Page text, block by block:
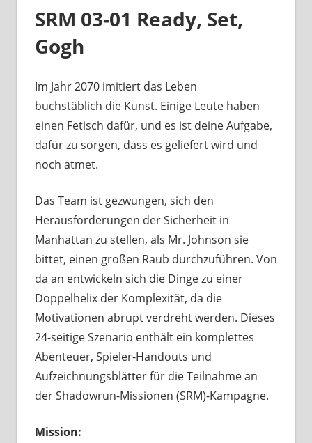
SRM 03-01 Ready, Set,
Gogh
Im Jahr 2070 imitiert das Leben
buchstäblich die Kunst. Einige Leute haben
einen Fetisch dafür, und es ist deine Aufgabe,
dafür zu sorgen, dass es geliefert wird und
noch atmet.
Das Team ist gezwungen, sich den
Herausforderungen der Sicherheit in
Manhattan zu stellen, als Mr. Johnson sie
bittet, einen großen Raub durchzuführen. Von
da an entwickeln sich die Dinge zu einer
Doppelhelix der Komplexität, da die
Motivationen abrupt verdreht werden. Dieses
24-seitige Szenario enthält ein komplettes
Abenteuer, Spieler-Handouts und
Aufzeichnungsblätter für die Teilnahme an
der Shadowrun-Missionen (SRM)-Kampagne.
Mission: